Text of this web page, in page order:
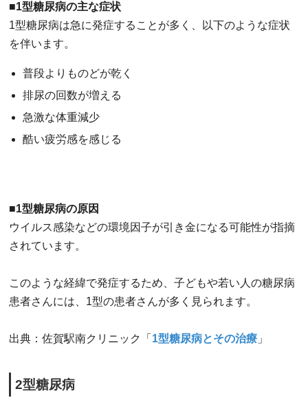
■1型糖尿病の主な症状
1型糖尿病は急に発症することが多く、以下のような症状
を伴います。
普段よりものどが乾く
排尿の回数が増える
急激な体重減少
酷い疲労感を感じる
■1型糖尿病の原因
ウイルス感染などの環境因子が引き金になる可能性が指摘
されています。
このような経緯で発症するため、子どもや若い人の糖尿病
患者さんには、1型の患者さんが多く見られます。
出典：佐賀駅南クリニック「 1型糖尿病とその治療 」
2型糖尿病